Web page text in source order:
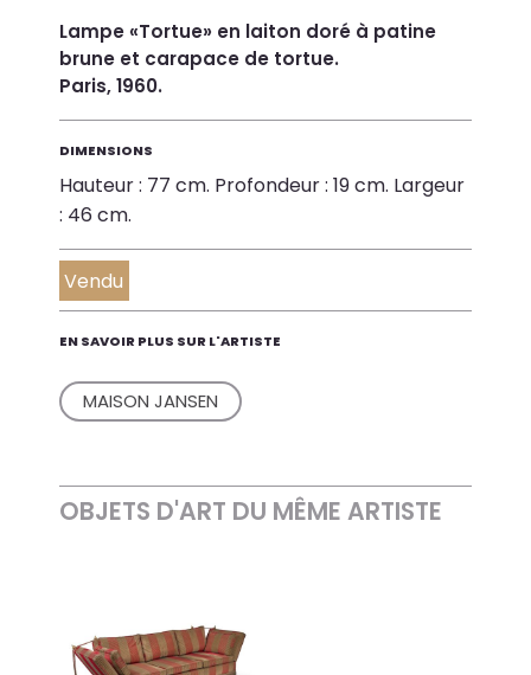
Lampe «Tortue» en laiton doré à patine
brune et carapace de tortue.
Paris, 1960.
DIMENSIONS
Hauteur : 77 cm. Profondeur : 19 cm. Largeur
: 46 cm.
Vendu
EN SAVOIR PLUS SUR L'ARTISTE
MAISON JANSEN
OBJETS D'ART DU MÊME ARTISTE